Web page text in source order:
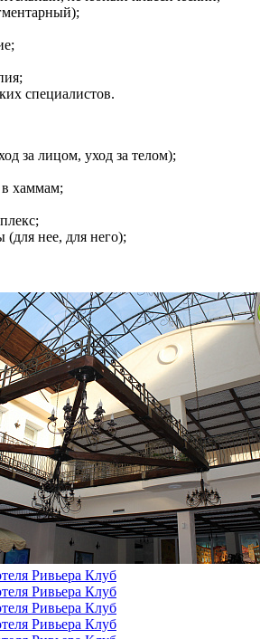
специалистов.
за лицом, уход за телом);
хаммам;
нее, для него);